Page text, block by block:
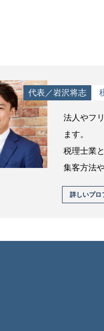
代表／岩沢将志
法人やフ
ます。
税理士業
集客方法
詳しいプロ